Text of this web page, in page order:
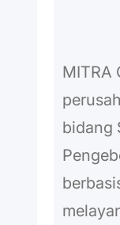
h
MITRA
bidang